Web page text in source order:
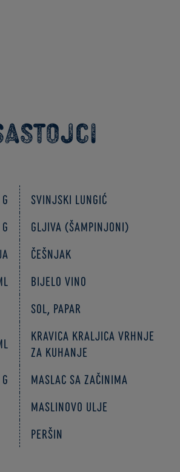
Svinjski lungić
Gljiva (šampinjoni)
Češnjak
Bijelo vino
Sol, papar
Kravica Kraljica vrhnje
za kuhanje
Maslac sa začinima
Maslinovo ulje
Peršin